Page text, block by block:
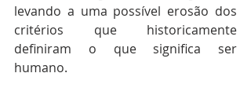
levando a uma possível erosão dos
critérios que historicamente
definiram o que significa ser
humano.